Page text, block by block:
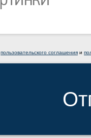
пользовательского соглашения и